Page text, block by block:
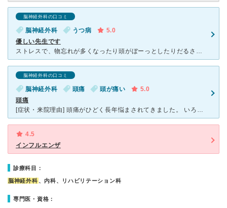
脳神経外科の口コミ
脳神経外科 うつ病
5.0
優しい先生です
ストレスで、物忘れが多くなったり頭がぼーっとしたりだるさもあり不安で脳のCT検査をしてもらいました。 はじめに問診票を記入し先生の診察に入ります。 問診票をみて、症状としては少し鬱傾向があるねと先生
脳神経外科の口コミ
脳神経外科 頭痛 頭が痛い
5.0
頭痛
[症状・来院理由] 頭痛がひどく長年悩まされてきました。 いろいろな薬を試してはいたのですが、治まりませんでした。 そこでwebでさがしてこの病院にいってみました。 [医師の診断・治療法]
4.5
インフルエンザ
診療科目：
脳神経外科 、内科、リハビリテーション科
専門医・資格：